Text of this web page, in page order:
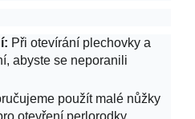
Při otevírání plechovky a
abyste se neporanili
použít malé nůžky